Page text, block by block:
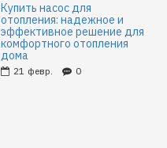
Купить насос для
отопления: надежное и
эффективное решение для
комфортного отопления
дома
21 февр. 0